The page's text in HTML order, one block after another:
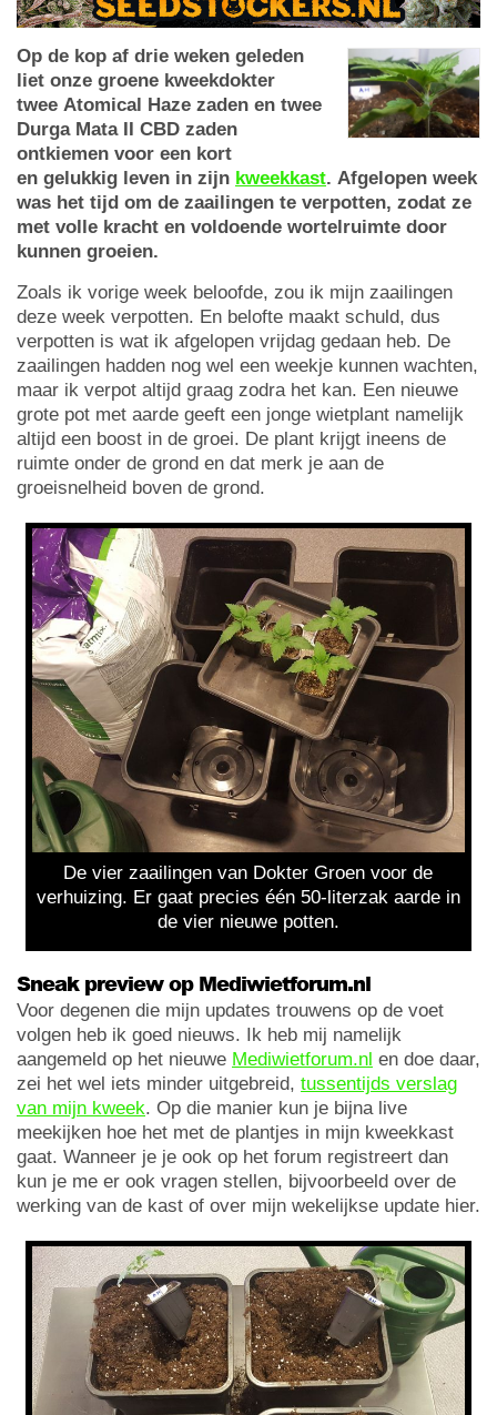
Op de kop af drie weken geleden
liet onze groene kweekdokter
twee Atomical Haze zaden en twee
Durga Mata II CBD zaden
ontkiemen voor een kort
en gelukkig leven in zijn kweekkast. Afgelopen week
was het tijd om de zaailingen te verpotten, zodat ze
met volle kracht en voldoende wortelruimte door
kunnen groeien.
Zoals ik vorige week beloofde, zou ik mijn zaailingen
deze week verpotten. En belofte maakt schuld, dus
verpotten is wat ik afgelopen vrijdag gedaan heb. De
zaailingen hadden nog wel een weekje kunnen wachten,
maar ik verpot altijd graag zodra het kan. Een nieuwe
grote pot met aarde geeft een jonge wietplant namelijk
altijd een boost in de groei. De plant krijgt ineens de
ruimte onder de grond en dat merk je aan de
groeisnelheid boven de grond.
De vier zaailingen van Dokter Groen voor de
verhuizing. Er gaat precies één 50-literzak aarde in
de vier nieuwe potten.
Sneak preview op Mediwietforum.nl
Voor degenen die mijn updates trouwens op de voet
volgen heb ik goed nieuws. Ik heb mij namelijk
aangemeld op het nieuwe Mediwietforum.nl en doe daar,
zei het wel iets minder uitgebreid, tussentijds verslag
van mijn kweek. Op die manier kun je bijna live
meekijken hoe het met de plantjes in mijn kweekkast
gaat. Wanneer je je ook op het forum registreert dan
kun je me er ook vragen stellen, bijvoorbeeld over de
werking van de kast of over mijn wekelijkse update hier.